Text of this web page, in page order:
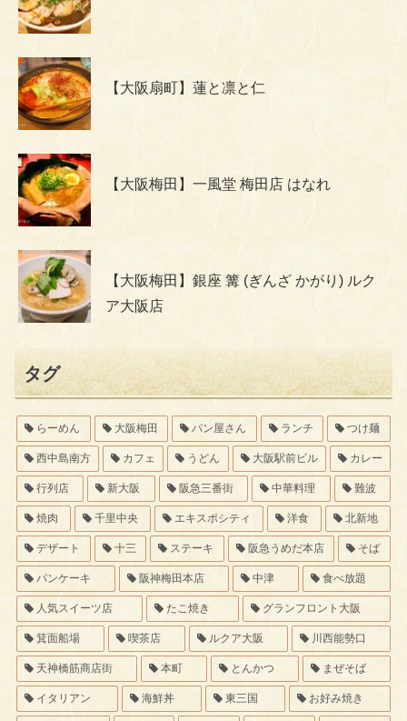
【大阪扇町】蓮と凛と仁
【大阪梅田】一風堂 梅田店 はなれ
【大阪梅田】銀座 篝 (ぎんざ かがり) ルク
ア大阪店
タグ
らーめん 大阪梅田 パン屋さん ランチ つけ麺
西中島南方 カフェ うどん 大阪駅前ビル カレー
行列店 新大阪 阪急三番街 中華料理 難波
焼肉 千里中央 エキスポシティ 洋食 北新地
デザート 十三 ステーキ 阪急うめだ本店 そば
パンケーキ 阪神梅田本店 中津 食べ放題
人気スイーツ店 たこ焼き グランフロント大阪
箕面船場 喫茶店 ルクア大阪 川西能勢口
天神橋筋商店街 本町 とんかつ まぜそば
イタリアン 海鮮丼 東三国 お好み焼き